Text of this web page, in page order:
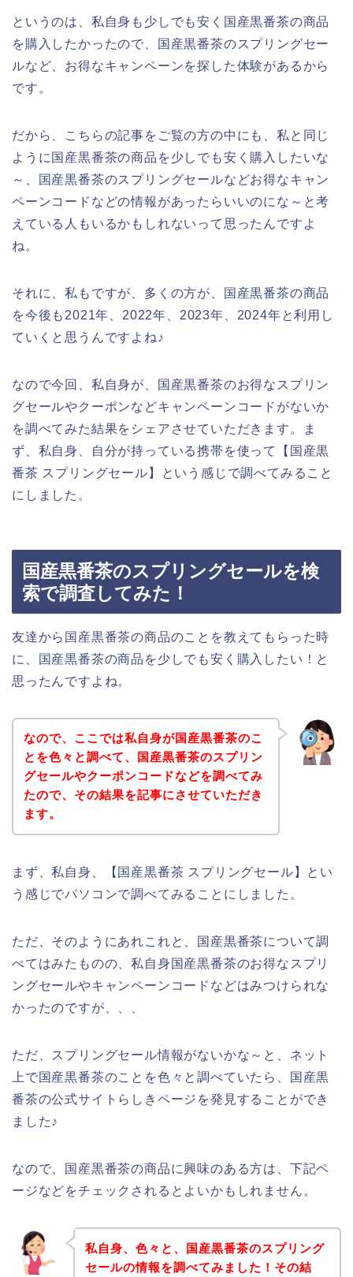
というのは、私自身も少しでも安く国産黒番茶の商品
を購入したかったので、国産黒番茶のスプリングセー
ルなど、お得なキャンペーンを探した体験があるから
です。
だから、こちらの記事をご覧の方の中にも、私と同じ
ように国産黒番茶の商品を少しでも安く購入したいな
～、国産黒番茶のスプリングセールなどお得なキャン
ペーンコードなどの情報があったらいいのにな～と考
えている人もいるかもしれないって思ったんですよ
ね。
それに、私もですが、多くの方が、国産黒番茶の商品
を今後も2021年、2022年、2023年、2024年と利用し
ていくと思うんですよね♪
なので今回、私自身が、国産黒番茶のお得なスプリン
グセールやクーポンなどキャンペーンコードがないか
を調べてみた結果をシェアさせていただきます。ま
ず、私自身、自分が持っている携帯を使って【国産黒
番茶 スプリングセール】という感じで調べてみること
にしました。
国産黒番茶のスプリングセールを検
索で調査してみた！
友達から国産黒番茶の商品のことを教えてもらった時
に、国産黒番茶の商品を少しでも安く購入したい！と
思ったんですよね。
なので、ここでは私自身が国産黒番茶のこ
とを色々と調べて、国産黒番茶のスプリン
グセールやクーポンコードなどを調べてみ
たので、その結果を記事にさせていただき
ます。
まず、私自身、【国産黒番茶 スプリングセール】とい
う感じでパソコンで調べてみることにしました。
ただ、そのようにあれこれと、国産黒番茶について調
べてはみたものの、私自身国産黒番茶のお得なスプリ
ングセールやキャンペーンコードなどはみつけられな
かったのですが、、、
ただ、スプリングセール情報がないかな～と、ネット
上で国産黒番茶のことを色々と調べていたら、国産黒
番茶の公式サイトらしきページを発見することができ
ました♪
なので、国産黒番茶の商品に興味のある方は、下記ペ
ージなどをチェックされるとよいかもしれません。
私自身、色々と、国産黒番茶のスプリング
セールの情報を調べてみました！その結